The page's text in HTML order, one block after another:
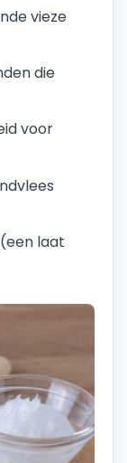
vieze
die
voor
laat